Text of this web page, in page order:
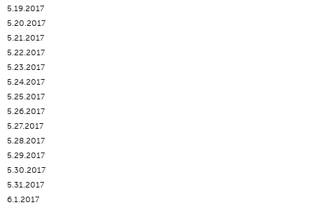
5.19.2017
5.20.2017
5.21.2017
5.22.2017
5.23.2017
5.24.2017
5.25.2017
5.26.2017
5.27.2017
5.28.2017
5.29.2017
5.30.2017
5.31.2017
6.1.2017